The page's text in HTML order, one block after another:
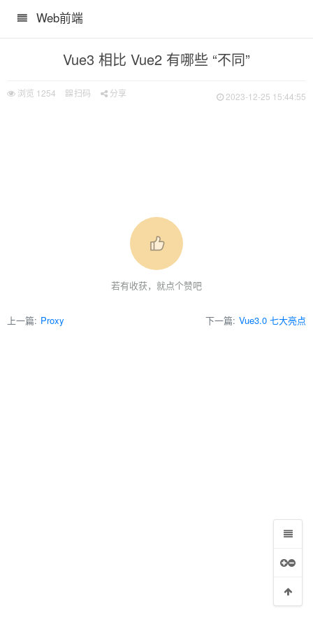
Web前端
Vue3 相比 Vue2 有哪些 “不同”
浏览 1254 扫码 分享 2023-12-25 15:44:55
若有收获，就点个赞吧
上一篇: Proxy 下一篇: Vue3.0 七大亮点